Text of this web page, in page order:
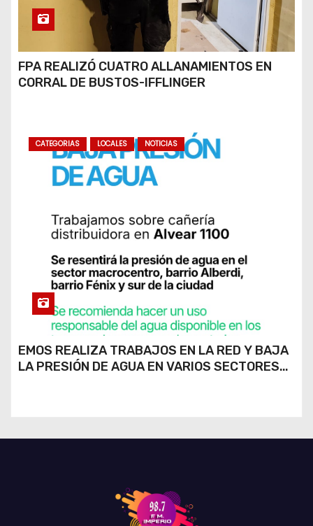
FPA REALIZÓ CUATRO ALLANAMIENTOS EN
CORRAL DE BUSTOS-IFFLINGER
CATEGORIAS LOCALES NOTICIAS
EMOS REALIZA TRABAJOS EN LA RED Y BAJA
LA PRESIÓN DE AGUA EN VARIOS SECTORES